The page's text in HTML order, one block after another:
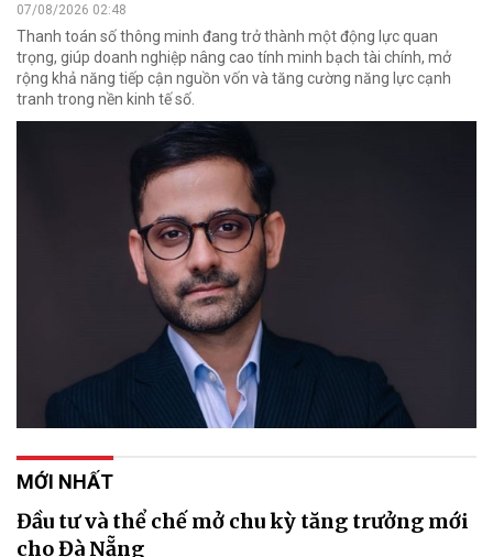
07/08/2026 02:48
Thanh toán số thông minh đang trở thành một động lực quan
trọng, giúp doanh nghiệp nâng cao tính minh bạch tài chính, mở
rộng khả năng tiếp cận nguồn vốn và tăng cường năng lực cạnh
tranh trong nền kinh tế số.
MỚI NHẤT
Đầu tư và thể chế mở chu kỳ tăng trưởng mới
cho Đà Nẵng